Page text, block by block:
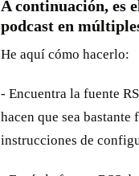
A continuación, es
podcast en
He aquí cómo hacerlo:
- Encuentra la fuente
hacen que sea
instrucciones de